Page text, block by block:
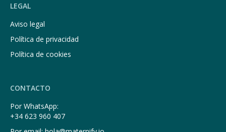
LEGAL
Aviso legal
Política de privacidad
Política de cookies
CONTACTO
Por WhatsApp:
+34 623 960 407